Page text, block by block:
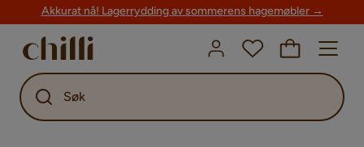
Akkurat nå! Lagerrydding av sommerens hagemøbler →
Søk